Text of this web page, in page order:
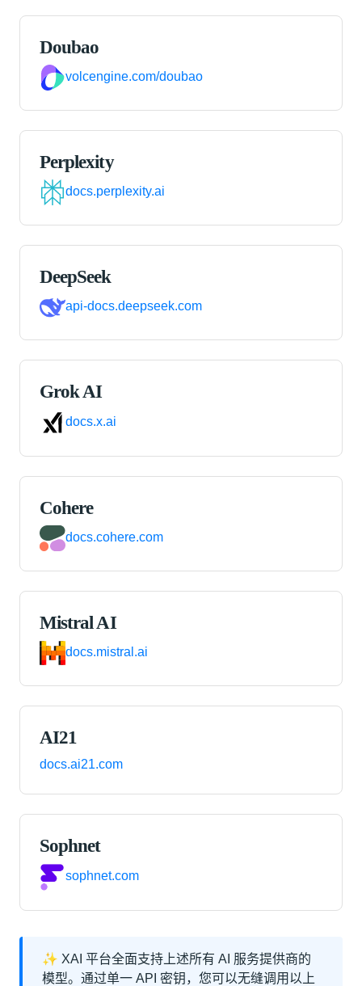
Doubao
volcengine.com/doubao
Perplexity
docs.perplexity.ai
DeepSeek
api-docs.deepseek.com
Grok AI
docs.x.ai
Cohere
docs.cohere.com
Mistral AI
docs.mistral.ai
AI21
docs.ai21.com
Sophnet
sophnet.com
✨ XAI 平台全面支持上述所有 AI 服务提供商的
模型。通过单一 API 密钥，您可以无缝调用以上